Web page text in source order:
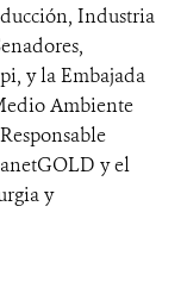
Industria
y la Embajada
Ambiente
y el
y